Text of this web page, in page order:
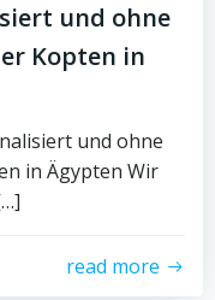
und ohne
Kopten in
und ohne
in Ägypten Wir
read more